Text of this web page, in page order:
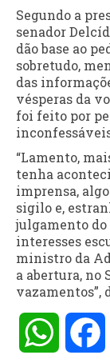
Segundo a
senador
dão base ao
sobretudo,
das
vésperas da
foi feito por
“Lamento,
tenha
imprensa,
sigilo e,
julgamento do
interesses
ministro da
a abertura, no
vazamentos”,